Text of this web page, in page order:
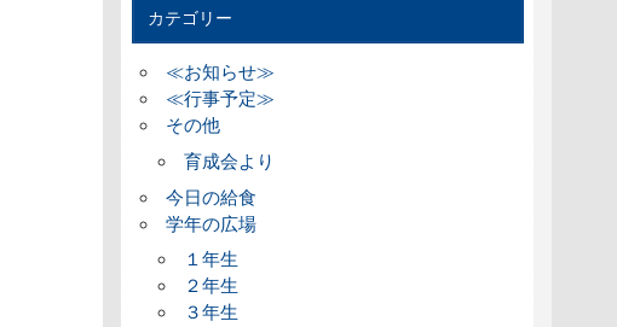
カテゴリー
≪お知らせ≫
≪行事予定≫
その他
育成会より
今日の給食
学年の広場
１年生
２年生
３年生